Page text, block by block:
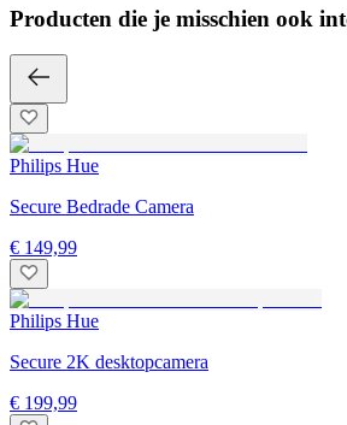
Producten die je misschien ook
Philips Hue
Secure Bedrade Camera
€ 149,99
Philips Hue
Secure 2K desktopcamera
€ 199,99